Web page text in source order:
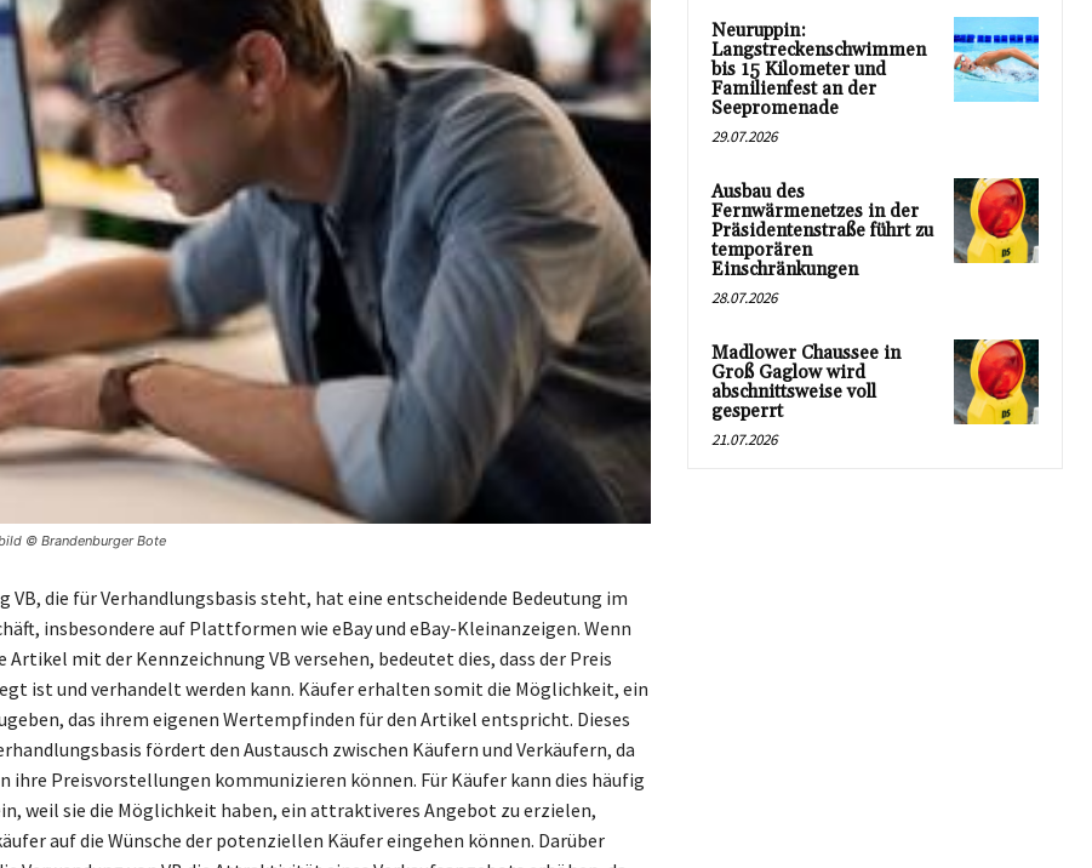
© Brandenburger Bote
VB, die für Verhandlungsbasis steht, hat eine entscheidende Bedeutung im
insbesondere auf Plattformen wie eBay und eBay-Kleinanzeigen. Wenn
Artikel mit der Kennzeichnung VB versehen, bedeutet dies, dass der Preis
ist und verhandelt werden kann. Käufer erhalten somit die Möglichkeit, ein
das ihrem eigenen Wertempfinden für den Artikel entspricht. Dieses
fördert den Austausch zwischen Käufern und Verkäufern, da
ihre Preisvorstellungen kommunizieren können. Für Käufer kann dies häufig
weil sie die Möglichkeit haben, ein attraktiveres Angebot zu erzielen,
auf die Wünsche der potenziellen Käufer eingehen können. Darüber
Neuruppin:
Langstreckenschwimmen
bis 15 Kilometer und
Familienfest an der
Seepromenade
29.07.2026
Ausbau des
Fernwärmenetzes in der
Präsidentenstraße führt zu
temporären
Einschränkungen
28.07.2026
Madlower Chaussee in
Groß Gaglow wird
abschnittsweise voll
gesperrt
21.07.2026